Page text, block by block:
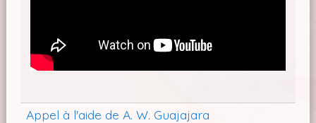
Appel à l'aide de A. W. Guajajara